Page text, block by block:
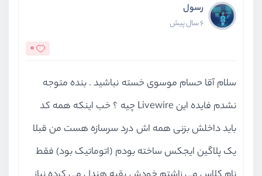
رسول
6 سال پیش
0
سلام آقا حسام موسوی خسته نباشید . بنده متوجه
نشدم فایده این Livewire چیه ؟ خب اینکه همه کد
باید داخلش بزنی همه اش درد سرسازه هست من قبلا
یک پلاگین ایجکس ساخته بودم (اتوماتیک بود) فقط